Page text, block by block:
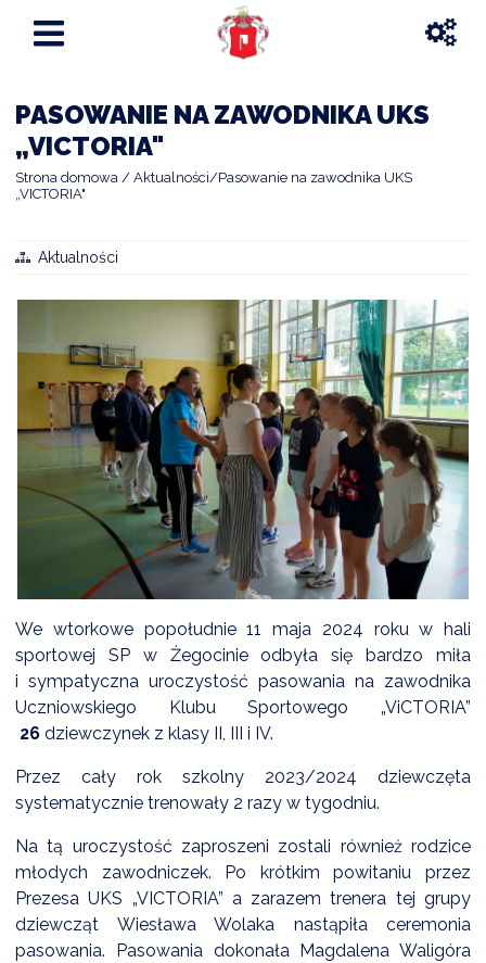
PASOWANIE NA ZAWODNIKA UKS
„VICTORIA"
Strona domowa Aktualności
Pasowanie na zawodnika UKS
„VICTORIA"
Aktualności
We wtorkowe popołudnie 11 maja 2024 roku w hali
sportowej SP w Żegocinie odbyła się bardzo miła
i sympatyczna uroczystość pasowania na zawodnika
Uczniowskiego Klubu Sportowego „ViCTORIA”
26 dziewczynek z klasy II, III i IV.
Przez cały rok szkolny 2023/2024 dziewczęta
systematycznie trenowały 2 razy w tygodniu.
Na tą uroczystość zaproszeni zostali również rodzice
młodych zawodniczek. Po krótkim powitaniu przez
Prezesa UKS „VICTORIA” a zarazem trenera tej grupy
dziewcząt Wiesława Wolaka nastąpiła ceremonia
pasowania. Pasowania dokonała Magdalena Waligóra